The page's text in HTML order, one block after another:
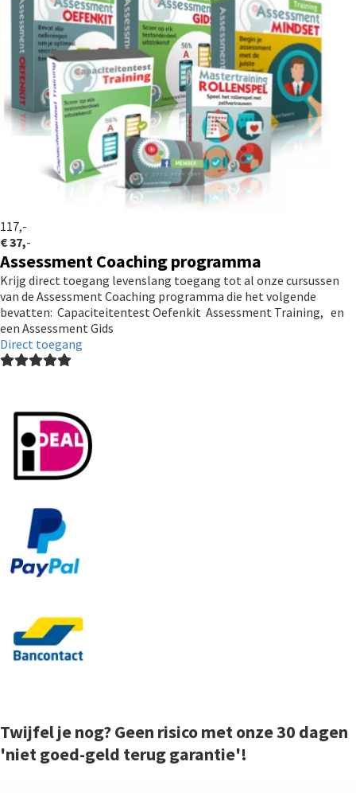
117,-
€ 37,-
Assessment Coaching programma
Krijg direct toegang levenslang toegang tot al onze cursussen
van de Assessment Coaching programma die het volgende
bevatten: Capaciteitentest Oefenkit Assessment Training, en
een Assessment Gids
Direct toegang
Twijfel je nog? Geen risico met onze 30 dagen
'niet goed-geld terug garantie'!